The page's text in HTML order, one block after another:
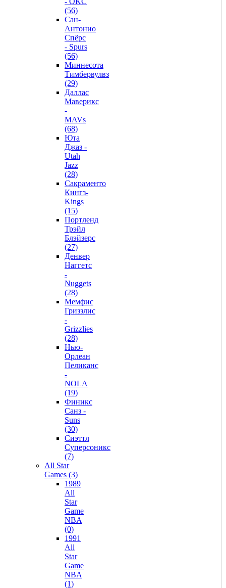
(56)
Сан-
Антонио
Спёрс
- Spurs
(56)
Миннесота
Тимбервулвз
(29)
Даллас
Маверикс
-
MAVs
(68)
Юта
Джаз -
Utah
Jazz
(28)
Сакраменто
Кингз-
Kings
(15)
Портленд
Трэйл
Блэйзерс
(27)
Денвер
Наггетс
-
Nuggets
(28)
Мемфис
Гриззлис
-
Grizzlies
(28)
Нью-
Орлеан
Пеликанс
-
NOLA
(19)
Финикс
Санз -
Suns
(30)
Сиэттл
Суперсоникс
(7)
All Star
Games (3)
1989
All
Star
Game
NBA
(0)
1991
All
Star
Game
NBA
(1)